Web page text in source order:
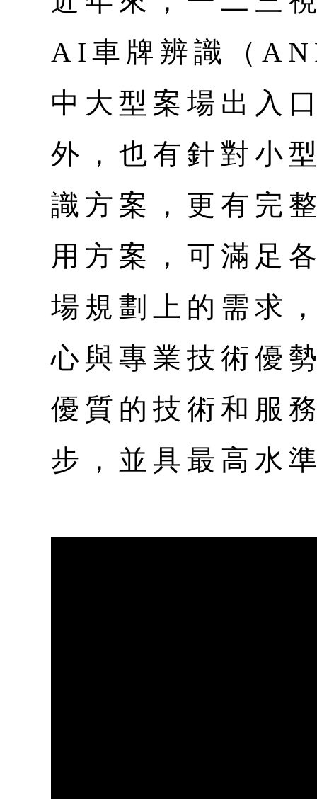
AI車牌辨識（
中大型案場出入
外，也有針對小
識方案，更有完
用方案，可滿足
場規劃上的需求
心與專業技術優
優質的技術和服
步，並具最高水